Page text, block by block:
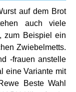
auf dem Brot
auch viele
zum Beispiel ein
Zwiebelmetts.
-frauen anstelle
eine Variante mit
Beste Wahl